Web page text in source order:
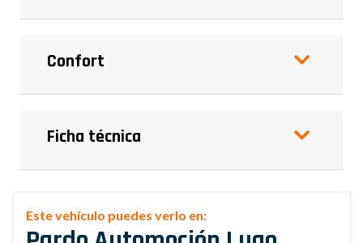
Confort
Ficha técnica
Este vehículo puedes verlo en: